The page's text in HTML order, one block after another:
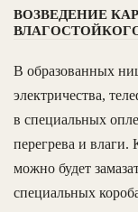
ВОЗВЕДЕНИЕ
В образованных
электричества,
в специальных
перегрева и влаги.
можно будет
специальных